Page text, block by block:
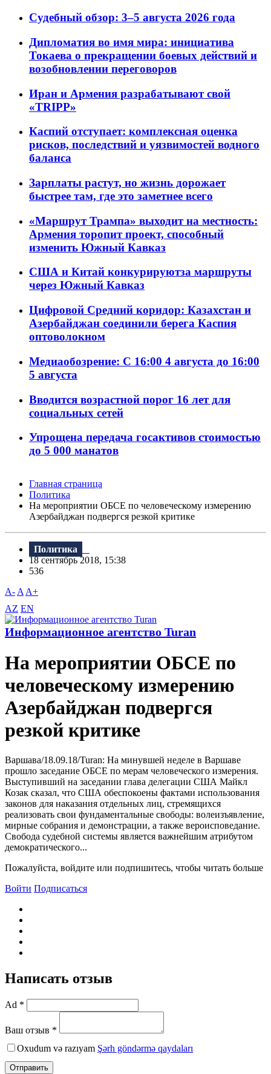
Судебный обзор: 3–5 августа 2026 года
Дипломатия во имя мира: инициатива
Токаева о прекращении боевых действий и
возобновлении переговоров
Иран и Армения разрабатывают свой
«TRIPP»
Каспий отступает: комплексная оценка
рисков, последствий и уязвимостей водного
баланса
Зарплаты растут, но жизнь дорожает
быстрее там, где это заметнее всего
«Маршрут Трампа» выходит на местность:
Армения торопит проект, способный
изменить Южный Кавказ
США и Китай конкурируютза маршруты
через Южный Кавказ
Цифровой Средний коридор: Казахстан и
Азербайджан соединили берега Каспия
оптоволокном
Медиаобозрение: С 16:00 4 августа до 16:00
5 августа
Вводится возрастной порог 16 лет для
социальных сетей
Упрощена передача госактивов стоимостью
до 5 000 манатов
Главная страница
Политика
На мероприятии ОБСЕ по человеческому измерению
Азербайджан подвергся резкой критике
Политика
18 сентябрь 2018, 15:38
536
A- A A+
AZ EN
Информационное агентство Turan
На мероприятии ОБСЕ по
человеческому измерению
Азербайджан подвергся
резкой критике
Bаршава/18.09.18/Turan: На минувшей неделе в Bаршаве
прошло заседание ОБСЕ по мерам человеческого измерения.
Bыступивший на заседании глава делегации США Майкл
Козак сказал, что США обеспокоены фактами использования
законов для наказания отдельных лиц, стремящихся
реализовать свои фундаментальные свободы: волеизъявление,
мирные собрания и демонстрации, а также вероисповедание.
Свобода судебной системы является важнейшим атрибутом
демократического...
Пожалуйста, войдите или подпишитесь, чтобы читать больше
Войти Подписаться
Написать отзыв
Ad *
Ваш отзыв *
Oxudum və razıyam Şərh göndərmə qaydaları
Отправить